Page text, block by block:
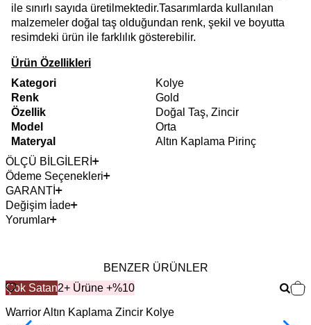
ile sınırlı sayıda üretilmektedir.Tasarımlarda kullanılan
malzemeler doğal taş olduğundan renk, şekil ve boyutta
resimdeki ürün ile farklılık gösterebilir.
Ürün Özellikleri
Kategori
Kolye
Renk
Gold
Özellik
Doğal Taş, Zincir
Model
Orta
Materyal
Altın Kaplama Pirinç
ÖLÇÜ BİLGİLERİ
Ödeme Seçenekleri
GARANTİ
Değişim İade
Yorumlar
BENZER ÜRÜNLER
Çok Satan2+ Ürüne +%10
Warrior Altın Kaplama Zincir Kolye